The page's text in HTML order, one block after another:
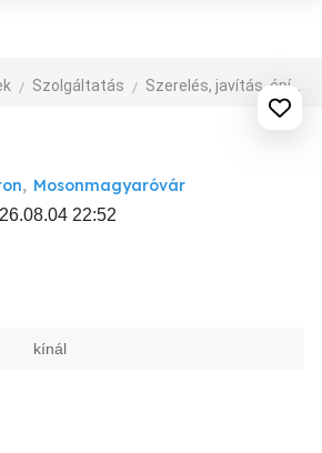
Szolgáltatás Szerelés, javítás, építkezés
, Mosonmagyaróvár
22:52
kínál